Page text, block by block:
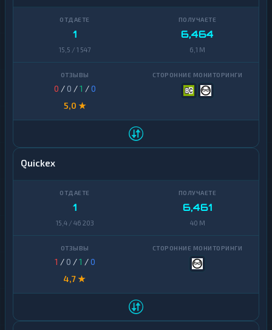
1
15,5 / 1 547
6,464
6,1 M
0 / 0 /1 /0
5,0 ★
Quickex
1
15,4 / 46 203
6,461
40 M
1 / 0 /1 /0
4,7 ★